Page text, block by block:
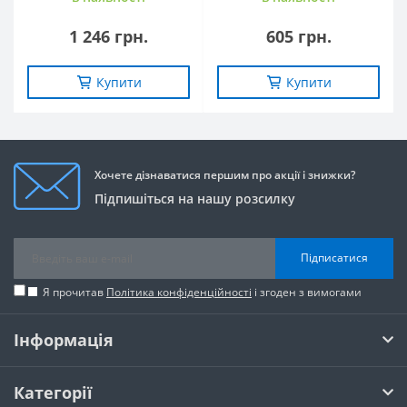
1 246 грн.
Купити
605 грн.
Купити
Хочете дізнаватися першим про акції і знижки?
Підпишіться на нашу розсилку
Підписатися
Я прочитав Політика конфіденційності і згоден з вимогами
Інформація
Категорії